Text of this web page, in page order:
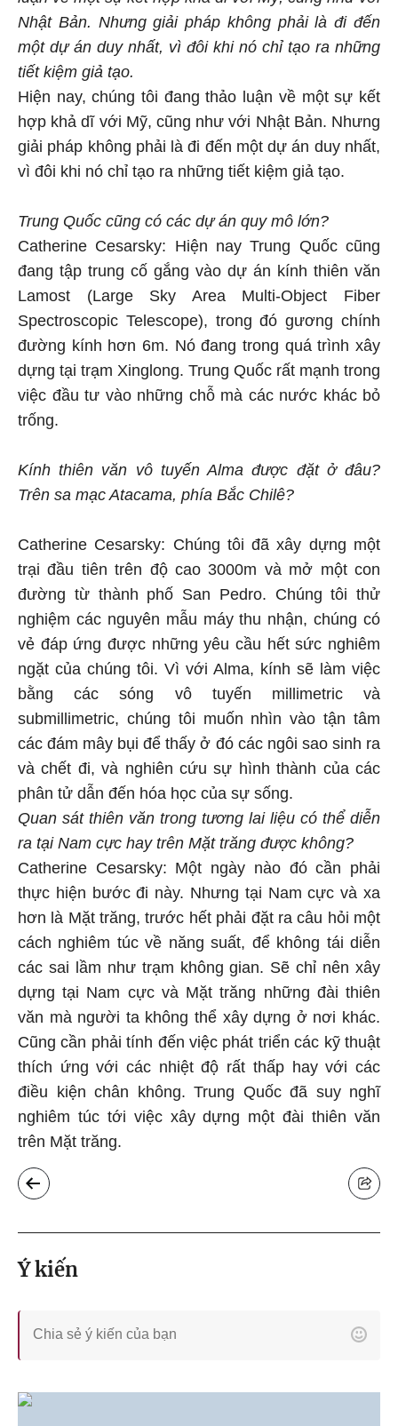
Nhật Bản. Nhưng giải pháp không phải là đi đến
một dự án duy nhất, vì đôi khi nó chỉ tạo ra những
tiết kiệm giả tạo.
Hiện nay, chúng tôi đang thảo luận về một sự kết
hợp khả dĩ với Mỹ, cũng như với Nhật Bản. Nhưng
giải pháp không phải là đi đến một dự án duy nhất,
vì đôi khi nó chỉ tạo ra những tiết kiệm giả tạo.
Trung Quốc cũng có các dự án quy mô lớn?
Catherine Cesarsky: Hiện nay Trung Quốc cũng
đang tập trung cố gắng vào dự án kính thiên văn
Lamost (Large Sky Area Multi-Object Fiber
Spectroscopic Telescope), trong đó gương chính
đường kính hơn 6m. Nó đang trong quá trình xây
dựng tại trạm Xinglong. Trung Quốc rất mạnh trong
việc đầu tư vào những chỗ mà các nước khác bỏ
trống.
Kính thiên văn vô tuyến Alma được đặt ở đâu?
Trên sa mạc Atacama, phía Bắc Chilê?
Catherine Cesarsky: Chúng tôi đã xây dựng một
trại đầu tiên trên độ cao 3000m và mở một con
đường từ thành phố San Pedro. Chúng tôi thử
nghiệm các nguyên mẫu máy thu nhận, chúng có
vẻ đáp ứng được những yêu cầu hết sức nghiêm
ngặt của chúng tôi. Vì với Alma, kính sẽ làm việc
bằng các sóng vô tuyến millimetric và
submillimetric, chúng tôi muốn nhìn vào tận tâm
các đám mây bụi để thấy ở đó các ngôi sao sinh ra
và chết đi, và nghiên cứu sự hình thành của các
phân tử dẫn đến hóa học của sự sống.
Quan sát thiên văn trong tương lai liệu có thể diễn
ra tại Nam cực hay trên Mặt trăng được không?
Catherine Cesarsky: Một ngày nào đó cần phải
thực hiện bước đi này. Nhưng tại Nam cực và xa
hơn là Mặt trăng, trước hết phải đặt ra câu hỏi một
cách nghiêm túc về năng suất, để không tái diễn
các sai lầm như trạm không gian. Sẽ chỉ nên xây
dựng tại Nam cực và Mặt trăng những đài thiên
văn mà người ta không thể xây dựng ở nơi khác.
Cũng cần phải tính đến việc phát triển các kỹ thuật
thích ứng với các nhiệt độ rất thấp hay với các
điều kiện chân không. Trung Quốc đã suy nghĩ
nghiêm túc tới việc xây dựng một đài thiên văn
trên Mặt trăng.
Ý kiến